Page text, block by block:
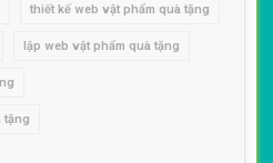
thiết kế web vật phẩm quà tặng
lập web vật phẩm quà tặng
tặng